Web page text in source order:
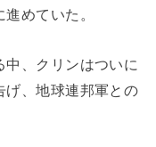
めていた。
、クリンはついに
、地球連邦軍との